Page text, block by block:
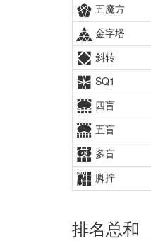
五魔方
金字塔
斜转
SQ1
四盲
五盲
多盲
脚拧
排名总和